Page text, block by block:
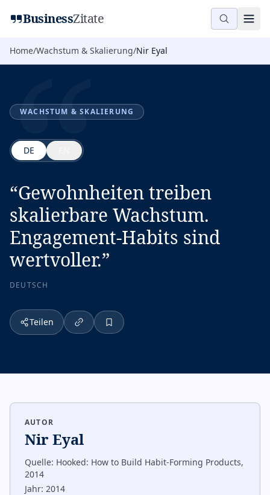
BusinessZitate
Home/Wachstum & Skalierung/Nir Eyal
“
WACHSTUM & SKALIERUNG
DE
“Gewohnheiten treiben
skalierbare Wachstum.
Engagement-Habits sind
wertvoller.”
DEUTSCH
Teilen
AUTOR
Nir Eyal
Quelle: Hooked: How to Build Habit-Forming Products,
2014
Jahr: 2014